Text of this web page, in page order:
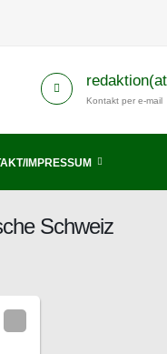
Kontakt per e-mail
IMPRESSUM
Schweiz